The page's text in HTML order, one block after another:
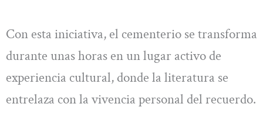
Con esta iniciativa, el cementerio se transforma
durante unas horas en un lugar activo de
experiencia cultural, donde la literatura se
entrelaza con la vivencia personal del recuerdo.